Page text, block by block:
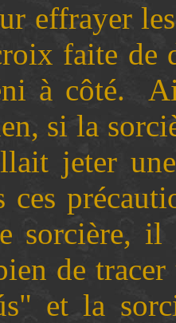
effrayer
faite de
à côté.
si la
jeter
ces
sorcière,
de
et la